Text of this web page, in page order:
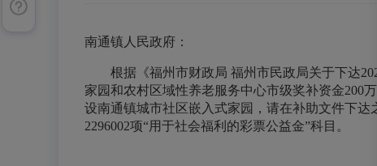
南通镇人民政府：
根据《福州市财政局 福州市民政局关于下达
家园和农村区域性养老服务中心市级奖补资金200
设南通镇城市社区嵌入式家园，请在补助文件下
2296002项“用于社会福利的彩票公益金”科目。